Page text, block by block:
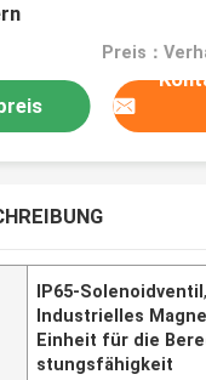
IP65-Solenoidventil,
Industrielles
Einheit für die
stungsfähigkeit